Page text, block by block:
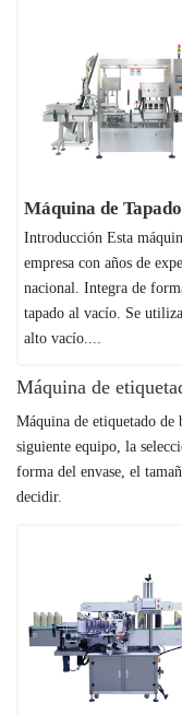
Máquina de
Introducción Esta
empresa con años de
nacional. Integra de
tapado al vacío. Se
alto vacío....
Máquina de
Máquina de etiquetado
siguiente equipo, la
forma del envase, el
decidir.